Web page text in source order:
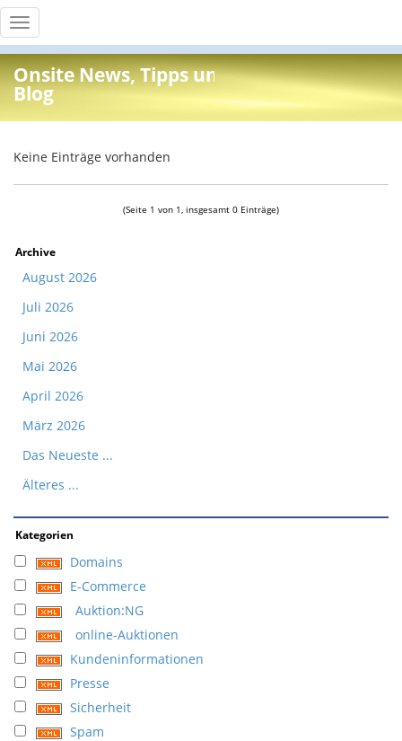
Toggle
navigation
Onsite News, Tipps und Info
Blog
Keine Einträge vorhanden
(Seite 1 von 1, insgesamt 0 Einträge)
Archive
August 2026
Juli 2026
Juni 2026
Mai 2026
April 2026
März 2026
Das Neueste ...
Älteres ...
Kategorien
Domains
E-Commerce
Auktion:NG
online-Auktionen
Kundeninformationen
Presse
Sicherheit
Spam